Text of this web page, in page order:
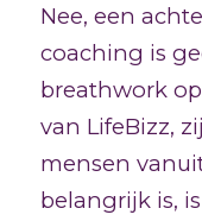
Nee, een
coaching is
breathwork
van LifeBizz,
mensen
belangrijk is,